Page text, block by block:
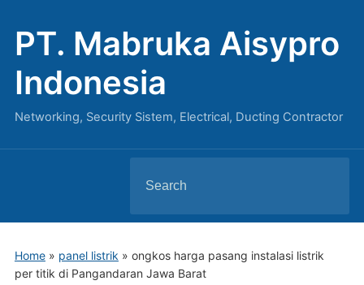
PT. Mabruka Aisypro
Indonesia
Networking, Security Sistem, Electrical, Ducting Contractor
for:
Home» panel listrik » ongkos harga pasang instalasi listrik
per titik di Pangandaran Jawa Barat